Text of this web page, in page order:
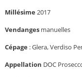
Millésime 2017
Vendanges manuelles
Cépage :Glera, Verdiso
Appellation DOC